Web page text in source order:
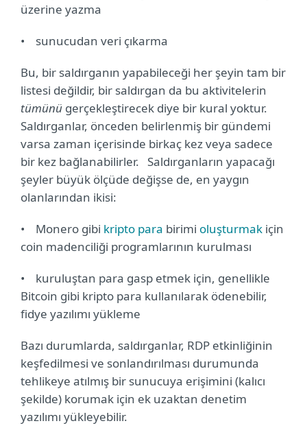
üzerine yazma
•
sunucudan veri çıkarma
Bu, bir saldırganın yapabileceği her şeyin tam bir
listesi değildir, bir saldırgan da bu aktivitelerin
tümünü gerçekleştirecek diye bir kural yoktur.
Saldırganlar, önceden belirlenmiş bir gündemi
varsa zaman içerisinde birkaç kez veya sadece
bir kez bağlanabilirler. Saldırganların yapacağı
şeyler büyük ölçüde değişse de, en yaygın
olanlarından ikisi:
•
Monero gibi kripto para birimi oluşturmak için
coin madenciliği programlarının kurulması
•
kuruluştan para gasp etmek için, genellikle
Bitcoin gibi kripto para kullanılarak ödenebilir,
fidye yazılımı yükleme
Bazı durumlarda, saldırganlar, RDP etkinliğinin
keşfedilmesi ve sonlandırılması durumunda
tehlikeye atılmış bir sunucuya erişimini (kalıcı
şekilde) korumak için ek uzaktan denetim
yazılımı yükleyebilir.